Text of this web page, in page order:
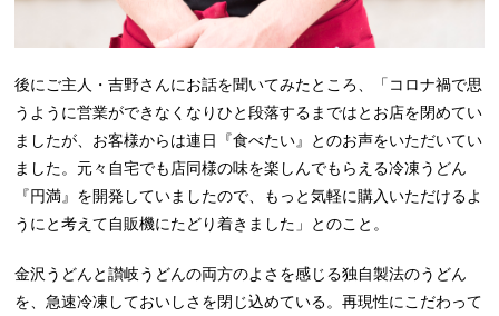
後にご主人・吉野さんにお話を聞いてみたところ、「コロナ禍で思
うように営業ができなくなりひと段落するまではとお店を閉めてい
ましたが、お客様からは連日『食べたい』とのお声をいただいてい
ました。元々自宅でも店同様の味を楽しんでもらえる冷凍うどん
『円満』を開発していましたので、もっと気軽に購入いただけるよ
うにと考えて自販機にたどり着きました」とのこと。
金沢うどんと讃岐うどんの両方のよさを感じる独自製法のうどん
を、急速冷凍しておいしさを閉じ込めている。再現性にこだわって